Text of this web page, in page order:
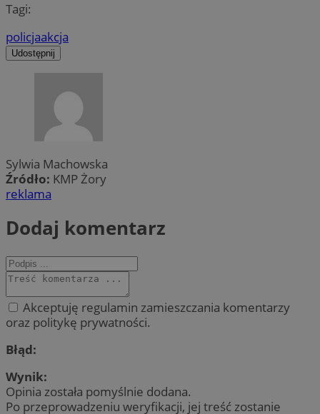
Tagi:
policjaakcja
Udostępnij
Sylwia Machowska
Źródło: KMP Żory
reklama
Dodaj komentarz
Akceptuję regulamin zamieszczania komentarzy
oraz politykę prywatności.
Błąd:
Wynik:
Opinia została pomyślnie dodana.
Po przeprowadzeniu weryfikacji, jej treść zostanie